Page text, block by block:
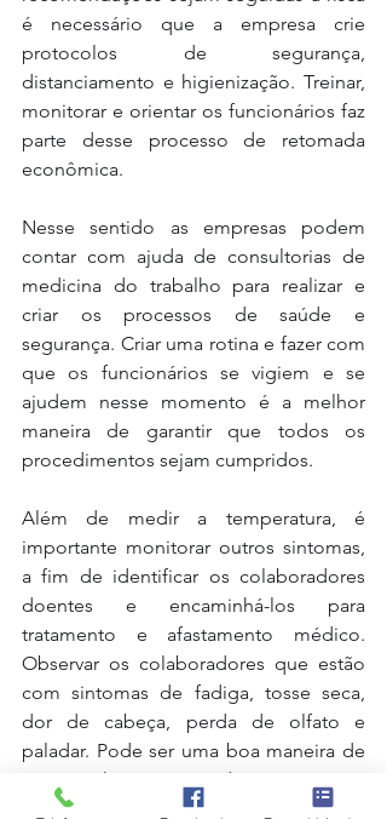
é necessário que a empresa crie
protocolos de segurança,
distanciamento e higienização. Treinar,
monitorar e orientar os funcionários faz
parte desse processo de retomada
econômica.
Nesse sentido as empresas podem
contar com ajuda de consultorias de
medicina do trabalho para realizar e
criar os processos de saúde e
segurança. Criar uma rotina e fazer com
que os funcionários se vigiem e se
ajudem nesse momento é a melhor
maneira de garantir que todos os
procedimentos sejam cumpridos.
Além de medir a temperatura, é
importante monitorar outros sintomas,
a fim de identificar os colaboradores
doentes e encaminhá-los para
tratamento e afastamento médico.
Observar os colaboradores que estão
com sintomas de fadiga, tosse seca,
dor de cabeça, perda de olfato e
paladar. Pode ser uma boa maneira de
acompanhar os quadros suspeitos.
Essas medidas podem ajudar a